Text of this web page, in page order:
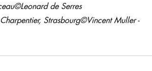
de Serres
Strasbourg©Vincent Muller -